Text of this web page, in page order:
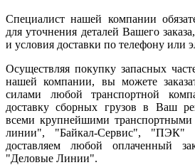
Специалист нашей компании
для уточнения деталей Вашего
и условия доставки по телефону или
Осуществляя покупку запасных
нашей компании, вы можете
силами любой транспортной
доставку сборных грузов в Ваш
всеми крупнейшими
линии", "Байкал-Сервис",
доставляем любой оплаченный
"Деловые Линии".